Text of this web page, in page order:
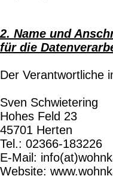
2. Name und
für die
Der Verantwortliche
Sven Schwietering
Hohes Feld 23
45701 Herten
Tel.: 02366-183226
E-Mail:
Website: